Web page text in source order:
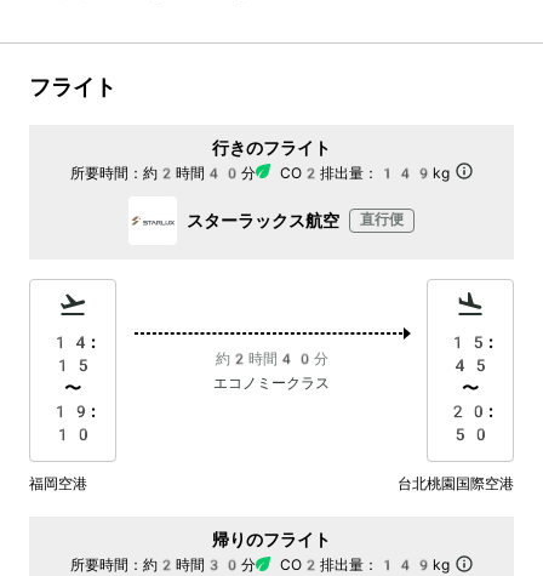
フライト
行きのフライト
所要時間： 約2時間40分 CO2排出量： 149kg
スターラックス航空 直行便
14:
15
〜
19:
10
約2時間40分
エコノミークラス
15:
45
〜
20:
50
福岡空港 台北桃園国際空港
帰りのフライト
所要時間： 約2時間30分 CO2排出量： 149kg